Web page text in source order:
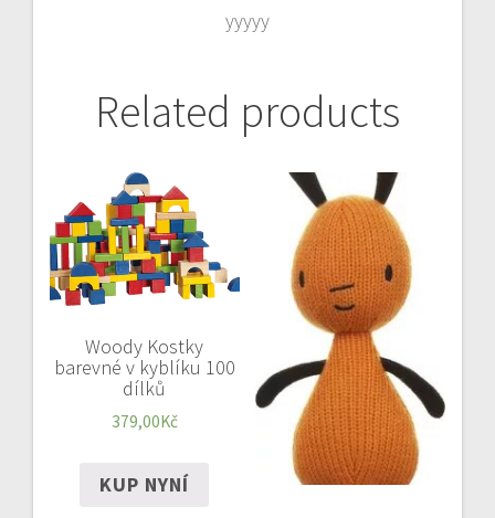
yyyyy
Related products
Woody Kostky
barevné v kyblíku 100
dílků
379,00Kč
KUP NYNÍ